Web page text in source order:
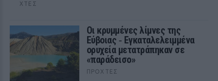
ΧΤΕΣ
Οι κρυμμένες λίμνες της
Εύβοιας ‑ Εγκαταλελειμμένα
ορυχεία μετατράπηκαν σε
«παράδεισο»
ΠΡΟΧΤΈΣ